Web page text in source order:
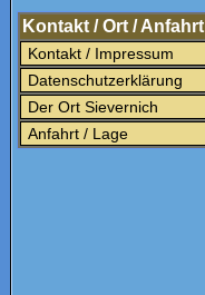
Kontakt / Ort / Anfahrt
Kontakt / Impressum
Datenschutzerklärung
Der Ort Sievernich
Anfahrt / Lage